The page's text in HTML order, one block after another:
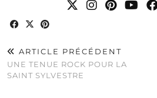
ARTICLE PRÉCÉDENT
UNE TENUE ROCK POUR LA
SAINT SYLVESTRE